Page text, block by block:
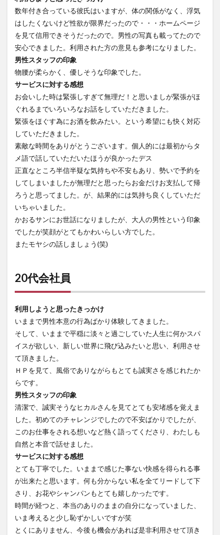
数年付き合っている彼氏はいますが、体の関係がなく、浮気
はしたくないけど性欲が限界だったので・・・ホームページ
を見て信用できそうだったので。男性の写真も載ってたので
安心できました。利用された方の意見も参考になりました。
男性スタッフの印象
物腰が柔らかく、優しそうな印象でした。
サービスに対する感想
お会いした時は緊張しすぎて無理だ！と思いましが緊張がほ
ぐれるまでいろいろなお話をしていただきました。
緊張をほぐす為にお酒を飲みたい。という希望にも快く対応
していただきました。
素敵な時間をありがとうございます。個人的には最初からタ
メ語で話していただいたほうが良かったデス
正直なところ半信半疑な気持ちや不安もあり、勢いで予約を
してしまいましたが無理だと思ったらお金だけお支払して帰
ろうと思ってました。が、結果的には気持ち良くしていただ
いちゃいました。
かおるサンにお世話になりましたが、大人の男性という印象
でしたが笑顔がとてもかわいらしい方でした。
またモヤシの話しましょう(笑)
20代会社員
利用しようと思ったきっかけ
いままで男性本意の行為ばかり体験してきました。
そして、いままで平穏に淡々と過ごしていた人生に何かスパ
イスが欲しい、新しい世界に飛び込みたいと思い、利用させ
て頂きました。
ＨＰを見て、風俗でありながらもとても誠実さを感じれたか
らです。
男性スタッフの印象
清潔で、誠実そうなヒカルさんを見てとても安堵感を覚えま
した。初めてのチャレンジでしたので不安ばかりでしたが、
このお仕事をされる想いなど熱く語ってくださり、わたしも
自然と本音で話せました。
サービスに対する感想
とても丁寧でした。いままで感じた事ない快感を得られる事
が出来たと思います。何も分からない私を全てリードして下
さり、お花やシャンパンもとても嬉しかったです。
時間が経つと、本当のありのままの自分になっていました、
いま考えると少し恥ずかしいですが笑
とくにありません、今後も機会があれば是非利用させて頂き